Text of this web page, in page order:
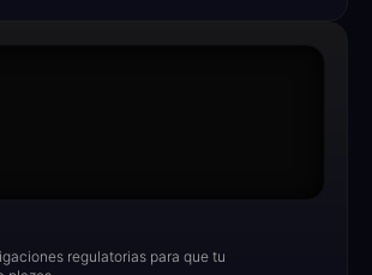
regulatorias para que tu